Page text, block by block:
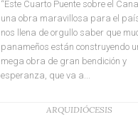
“Este Cuarto Puente sobre el
una obra maravillosa para el
nos llena de orgullo saber que
panameños están construyendo
mega obra de gran bendición y
esperanza, que va a...
ARQUIDIÓCESIS